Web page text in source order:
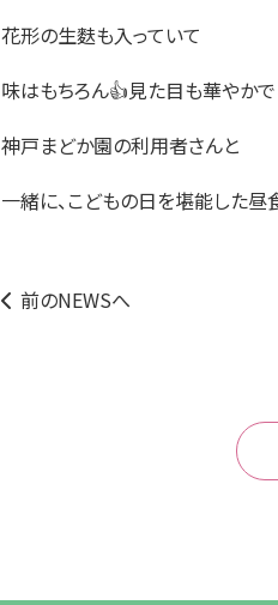
花形の生麩も入っていて
味はもちろん👍見た目も華やか
神戸まどか園の利用者さんと
一緒に、こどもの日を堪能した昼
前のNEWSへ